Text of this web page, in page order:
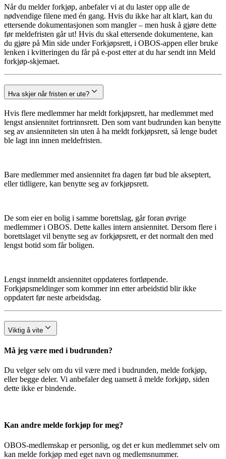
Når du melder forkjøp, anbefaler vi at du laster opp alle de
nødvendige filene med én gang. Hvis du ikke har alt klart, kan du
ettersende dokumentasjonen som mangler – men husk å gjøre dette
før meldefristen går ut! Hvis du skal ettersende dokumentene, kan
du gjøre på Min side under Forkjøpsrett, i OBOS-appen eller bruke
lenken i kvitteringen du får på e-post etter at du har sendt inn Meld
forkjøp-skjemaet.
Hva skjer når fristen er ute?
Hvis flere medlemmer har meldt forkjøpsrett, har medlemmet med
lengst ansiennitet fortrinnsrett. Den som vant budrunden kan benytte
seg av ansienniteten sin uten å ha meldt forkjøpsrett, så lenge budet
ble lagt inn innen meldefristen.
Bare medlemmer med ansiennitet fra dagen før bud ble akseptert,
eller tidligere, kan benytte seg av forkjøpsrett.
De som eier en bolig i samme borettslag, går foran øvrige
medlemmer i OBOS. Dette kalles intern ansiennitet. Dersom flere i
borettslaget vil benytte seg av forkjøpsrett, er det normalt den med
lengst botid som får boligen.
Lengst innmeldt ansiennitet oppdateres fortløpende.
Forkjøpsmeldinger som kommer inn etter arbeidstid blir ikke
oppdatert før neste arbeidsdag.
Viktig å vite
Må jeg være med i budrunden?
Du velger selv om du vil være med i budrunden, melde forkjøp,
eller begge deler. Vi anbefaler deg uansett å melde forkjøp, siden
dette ikke er bindende.
Kan andre melde forkjøp for meg?
OBOS-medlemskap er personlig, og det er kun medlemmet selv om
kan melde forkjøp med eget navn og medlemsnummer.